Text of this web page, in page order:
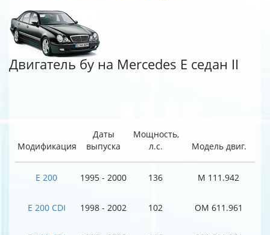
Двигатель бу на Mercedes E седан II
Модификация
Даты
выпуска
Мощность,
л.с.
Модель двиг.
E 200 1995 - 2000 136 M 111.942
E 200 CDI 1998 - 2002 102 OM 611.961